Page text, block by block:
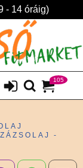
- 14 óráig)
105
-